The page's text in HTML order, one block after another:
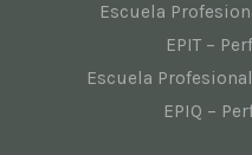
Escuela
EPIT –
Escuela
EPIQ –